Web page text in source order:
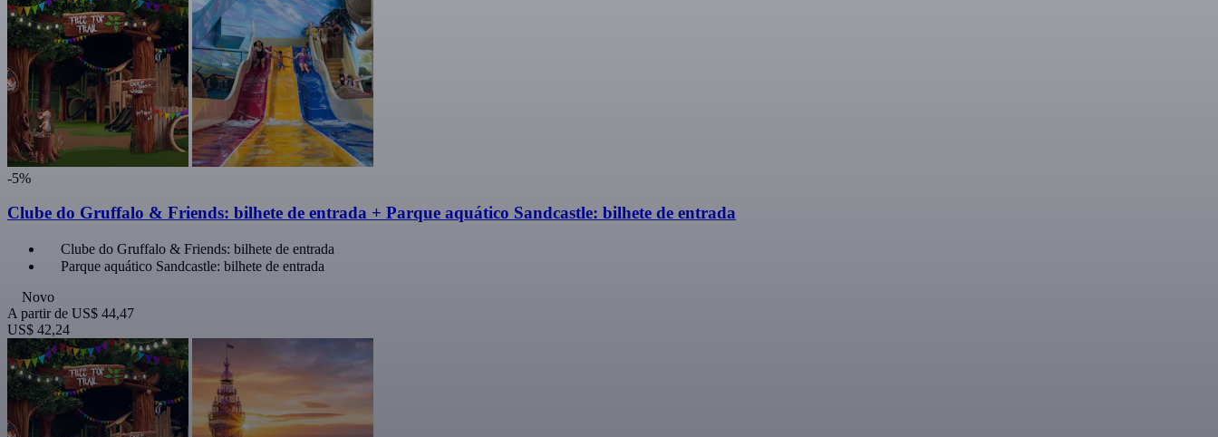
-5%
Clube do Gruffalo & Friends: bilhete de entrada + Parque aquático Sandcastle: bilhete de entrada
Clube do Gruffalo & Friends: bilhete de entrada
Parque aquático Sandcastle: bilhete de entrada
Novo
A partir de US$ 44,47
US$ 42,24